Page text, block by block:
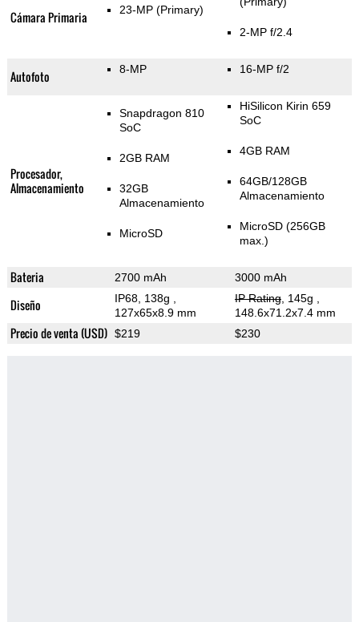
Cámara Primaria 23-MP (Primary)
2-MP f/2.4
Autofoto 8-MP 16-MP f/2
Procesador,
Almacenamiento
Snapdragon 810
SoC
2GB RAM
32GB
Almacenamiento
MicroSD
HiSilicon Kirin 659
SoC
4GB RAM
64GB/128GB
Almacenamiento
MicroSD (256GB
max.)
Bateria 2700 mAh 3000 mAh
Diseño IP68, 138g
127x65x8.9 mm
IP Rating, 145g
148.6x71.2x7.4 mm
Precio de venta (USD) $219 $230